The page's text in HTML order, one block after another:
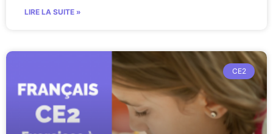
LIRE LA SUITE »
CE2